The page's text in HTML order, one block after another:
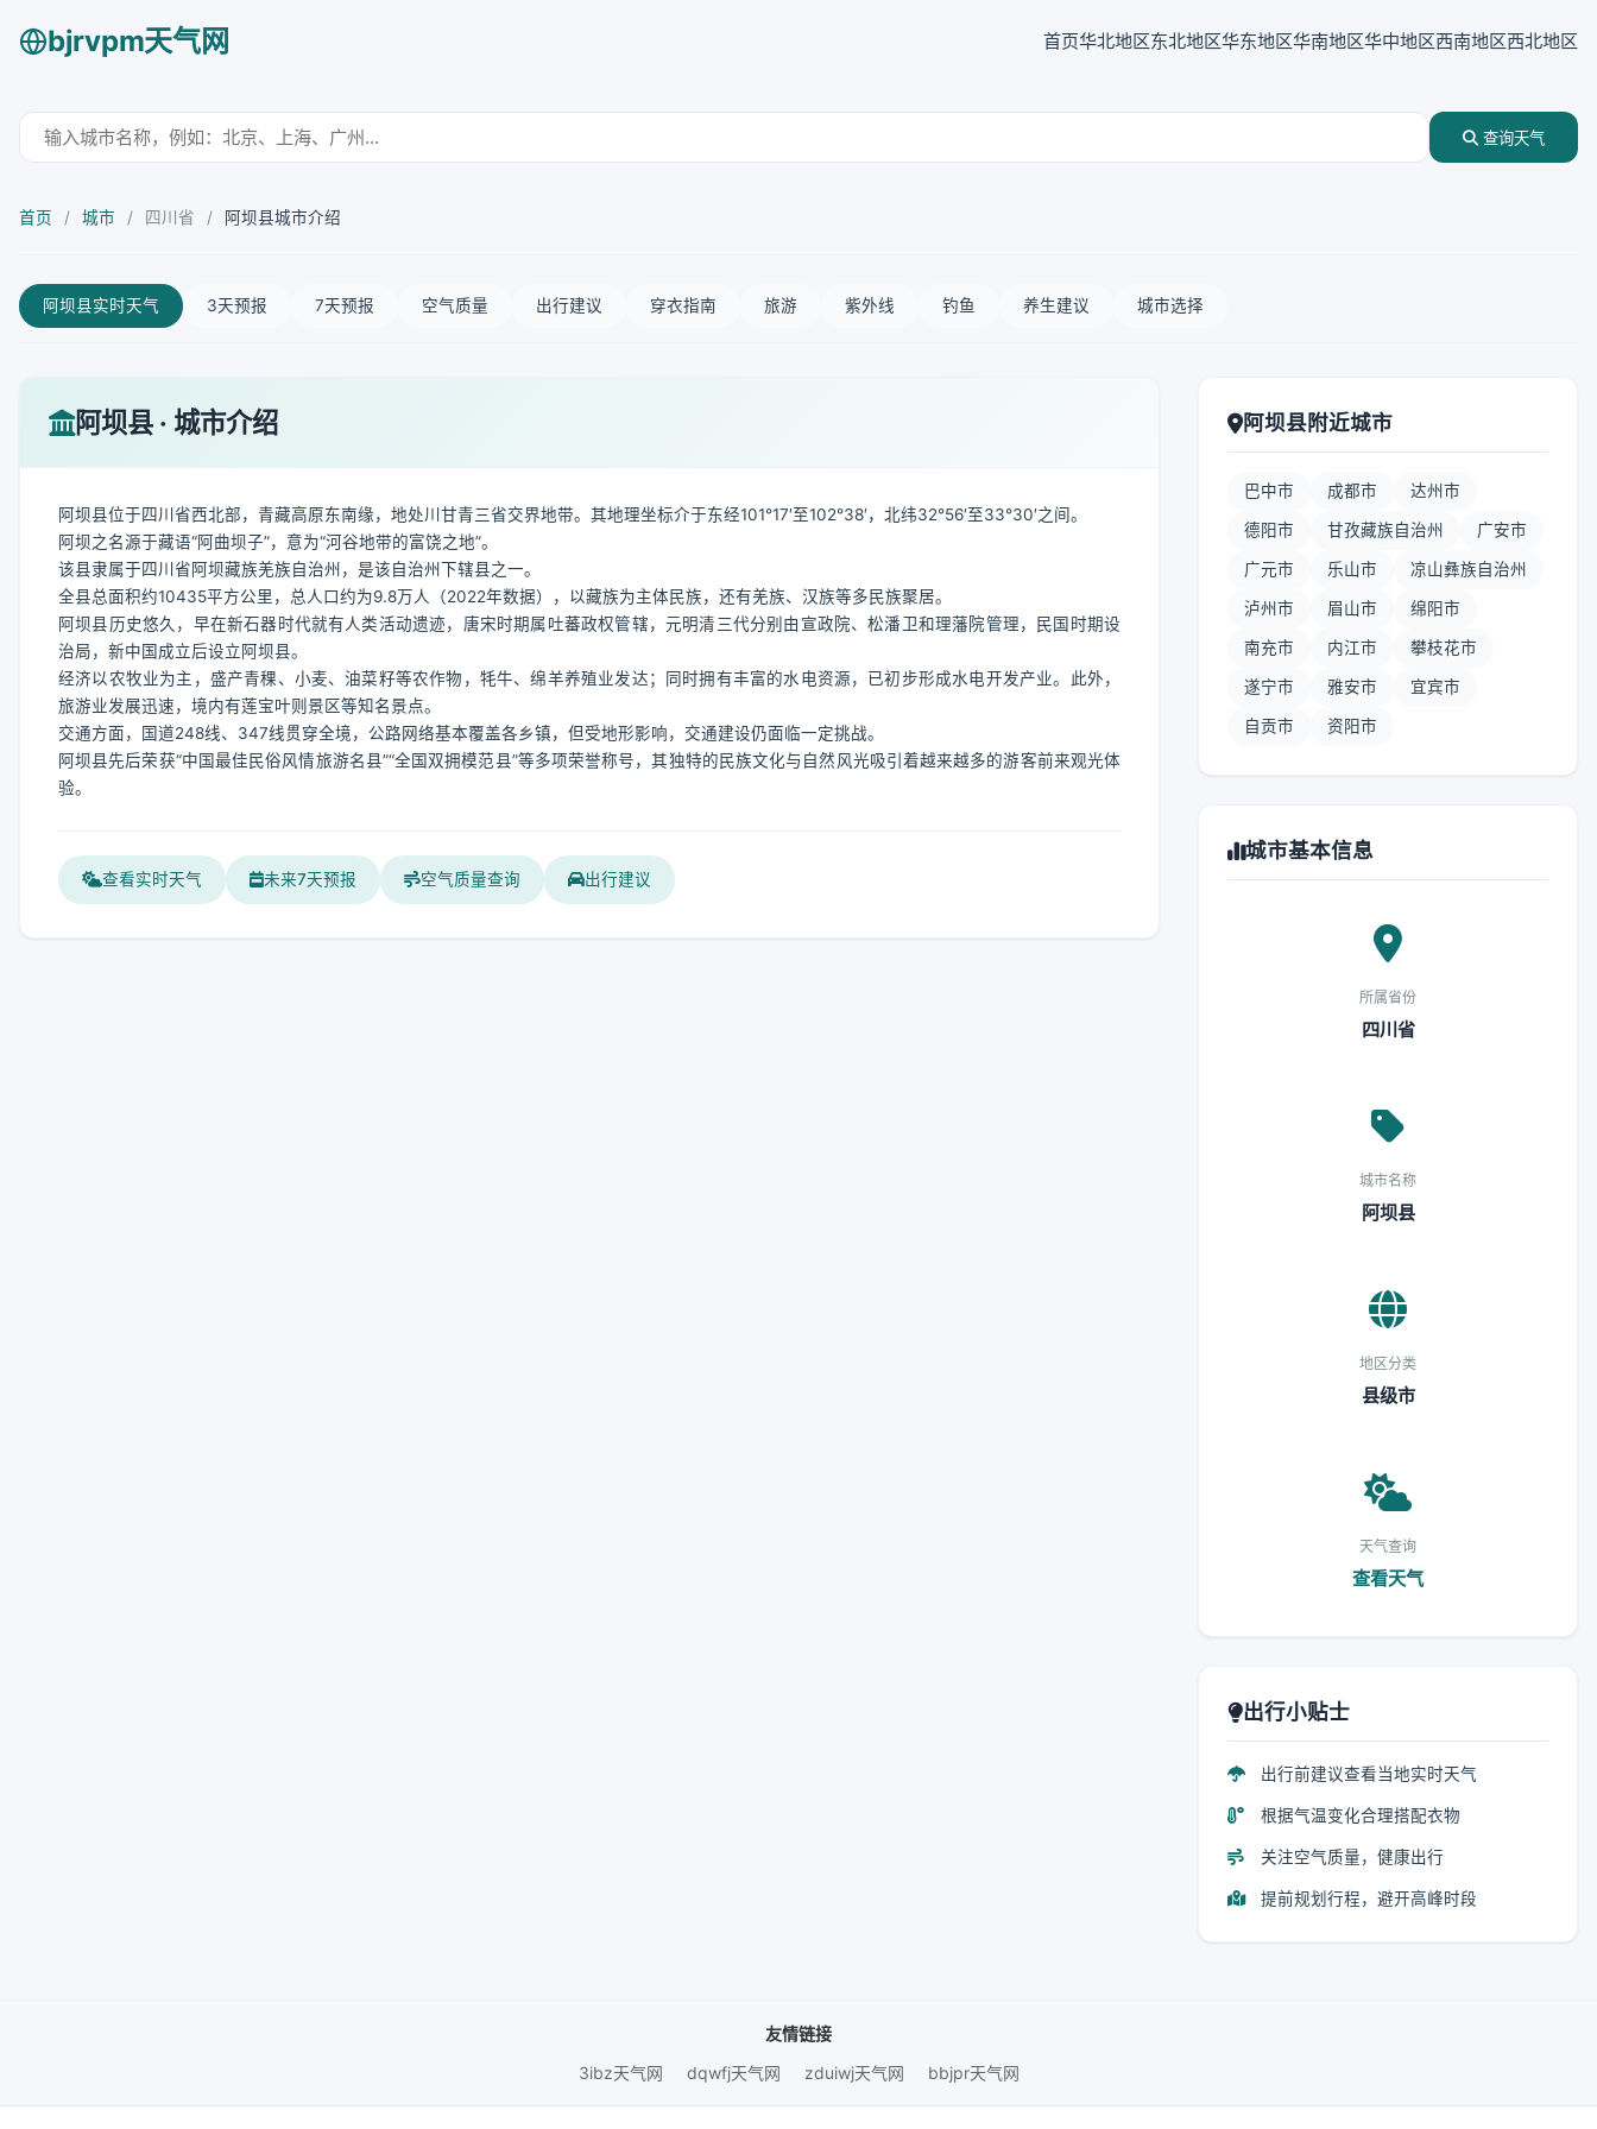
bjrvpm天气网 首页华北地区东北地区华东地区华南地区华中地区西南地区西北地区
查询天气
首页 / 城市 / 四川省 / 阿坝县城市介绍
阿坝县实时天气 3天预报 7天预报 空气质量 出行建议 穿衣指南 旅游 紫外线 钓鱼 养生建议 城市选择
阿坝县 · 城市介绍
阿坝县位于四川省西北部，青藏高原东南缘，地处川甘青三省交界地带。其地理坐标介于东经101°17′至102°38′，北纬32°56′至33°30′之间。
阿坝之名源于藏语“阿曲坝子”，意为“河谷地带的富饶之地”。
该县隶属于四川省阿坝藏族羌族自治州，是该自治州下辖县之一。
全县总面积约10435平方公里，总人口约为9.8万人（2022年数据），以藏族为主体民族，还有羌族、汉族等多民族聚居。
阿坝县历史悠久，早在新石器时代就有人类活动遗迹，唐宋时期属吐蕃政权管辖，元明清三代分别由宣政院、松潘卫和理藩院管理，民国时期设
治局，新中国成立后设立阿坝县。
经济以农牧业为主，盛产青稞、小麦、油菜籽等农作物，牦牛、绵羊养殖业发达；同时拥有丰富的水电资源，已初步形成水电开发产业。此外，
旅游业发展迅速，境内有莲宝叶则景区等知名景点。
交通方面，国道248线、347线贯穿全境，公路网络基本覆盖各乡镇，但受地形影响，交通建设仍面临一定挑战。
阿坝县先后荣获“中国最佳民俗风情旅游名县”“全国双拥模范县”等多项荣誉称号，其独特的民族文化与自然风光吸引着越来越多的游客前来观光体
验。
查看实时天气 未来7天预报 空气质量查询 出行建议
阿坝县附近城市
巴中市 成都市 达州市
德阳市 甘孜藏族自治州 广安市
广元市 乐山市 凉山彝族自治州
泸州市 眉山市 绵阳市
南充市 内江市 攀枝花市
遂宁市 雅安市 宜宾市
自贡市 资阳市
城市基本信息
所属省份
四川省
城市名称
阿坝县
地区分类
县级市
天气查询
查看天气
出行小贴士
出行前建议查看当地实时天气
根据气温变化合理搭配衣物
关注空气质量，健康出行
提前规划行程，避开高峰时段
友情链接
3ibz天气网
dqwfj天气网 zduiwj天气网 bbjpr天气网